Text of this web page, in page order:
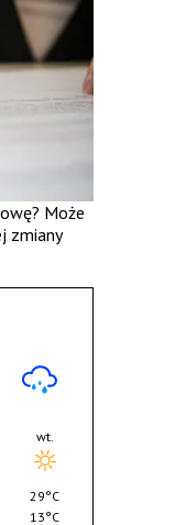
Może
zmiany
wt.
29°C
13°C